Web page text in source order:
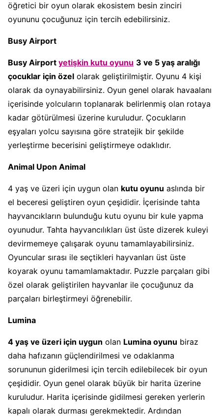
öğretici bir oyun olarak ekosistem besin zinciri
oyununu çocuğunuz için tercih edebilirsiniz.
Busy Airport
Busy Airport yetişkin kutu oyunu 3 ve 5 yaş aralığı
çocuklar için özel olarak geliştirilmiştir. Oyunu 4 kişi
olarak da oynayabilirsiniz. Oyun genel olarak havaalanı
içerisinde yolcuların toplanarak belirlenmiş olan rotaya
kadar götürülmesi üzerine kuruludur. Çocukların
eşyaları yolcu sayısına göre stratejik bir şekilde
yerleştirme becerisini geliştirmeye odaklıdır.
Animal Upon Animal
4 yaş ve üzeri için uygun olan kutu oyunu aslında bir
el beceresi geliştiren oyun çeşididir. İçerisinde tahta
hayvancıkların bulunduğu kutu oyunu bir kule yapma
oyunudur. Tahta hayvancılıkları üst üste dizerek kuleyi
devirmemeye çalışarak oyunu tamamlayabilirsiniz.
Oyuncular sırası ile seçtikleri hayvanları üst üste
koyarak oyunu tamamlamaktadır. Puzzle parçaları gibi
özel olarak geliştirilen hayvanlar ile çocuğunuz da
parçaları birleştirmeyi öğrenebilir.
Lumina
4 yaş ve üzeri için uygun olan Lumina oyunu biraz
daha hafızanın güçlendirilmesi ve odaklanma
sorununun giderilmesi için tercih edilebilecek bir oyun
çeşididir. Oyun genel olarak büyük bir harita üzerine
kuruludur. Harita içerisinde gidilmesi gereken yerlerin
kapalı olarak durması gerekmektedir. Ardından